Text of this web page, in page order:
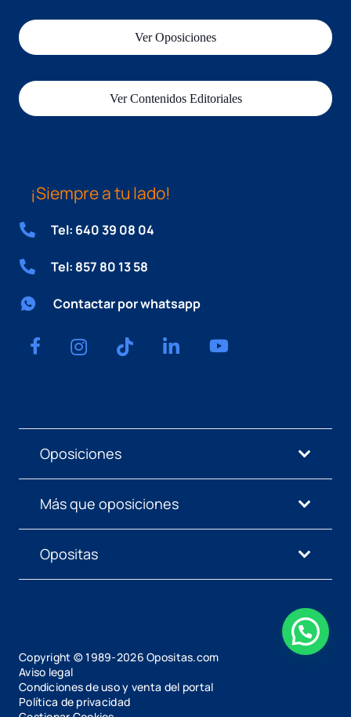
Ver Oposiciones
Ver Contenidos Editoriales
¡Siempre a tu lado!
Tel: 640 39 08 04
Tel: 857 80 13 58
Contactar por whatsapp
Oposiciones
Más que oposiciones
Opositas
Copyright © 1989-2026 Opositas.com
Aviso legal
Condiciones de uso y venta del portal
Política de privacidad